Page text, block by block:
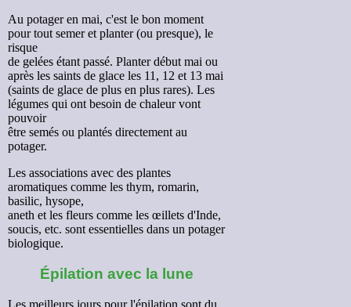
Au potager en mai, c'est le bon moment
pour tout semer et planter (ou presque), le
risque
de gelées étant passé. Planter début mai ou
après les saints de glace les 11, 12 et 13 mai
(saints de glace de plus en plus rares). Les
légumes qui ont besoin de chaleur vont
pouvoir
être semés ou plantés directement au
potager.
Les associations avec des plantes
aromatiques comme les thym, romarin,
basilic, hysope,
aneth et les fleurs comme les œillets d'Inde,
soucis, etc. sont essentielles dans un potager
biologique.
Épilation avec la lune
Les meilleurs jours pour l'épilation sont du